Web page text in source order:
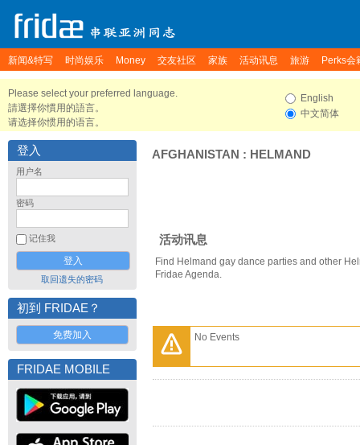
新闻&特写 时尚娱乐 Money 交友社区 家族 活动讯息 旅游 Perks会
Please select your preferred language.
請選擇你慣用的語言。
请选择你惯用的语言。
English
中文简体
登入
用户名
密码
记住我
取回遗失的密码
初到 FRIDAE？
免费加入
FRIDAE MOBILE
AFGHANISTAN : HELMAND
活动讯息
Find Helmand gay dance parties and other
Fridae Agenda.
No Events